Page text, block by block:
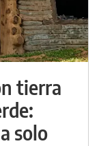
tierra
solo